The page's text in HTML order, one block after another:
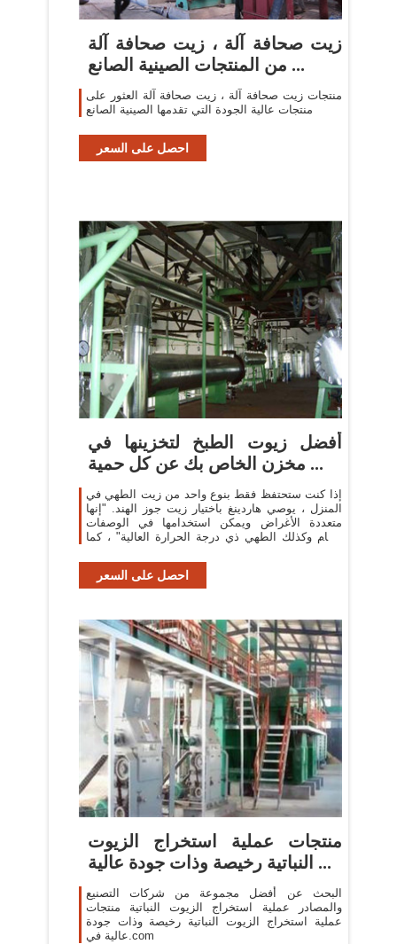
زيت صحافة آلة ، زيت صحافة آلة
من المنتجات الصينية الصانع ...
منتجات زيت صحافة آلة ، زيت صحافة آلة العثور على
منتجات عالية الجودة التي تقدمها الصينية الصانع
احصل على السعر
أفضل زيوت الطبخ لتخزينها في
مخزن الخاص بك عن كل حمية ...
إذا كنت ستحتفظ فقط بنوع واحد من زيت الطهي في
المنزل ، يوصي هاردينغ باختيار زيت جوز الهند. "إنها
متعددة الأغراض ويمكن استخدامها في الوصفات
الخام وكذلك الطهي ذي درجة الحرارة العالية" ، كما
احصل على السعر
منتجات عملية استخراج الزيوت
النباتية رخيصة وذات جودة عالية ...
البحث عن أفضل مجموعة من شركات التصنيع
والمصادر عملية استخراج الزيوت النباتية منتجات
عملية استخراج الزيوت النباتية رخيصة وذات جودة
عالية في.com